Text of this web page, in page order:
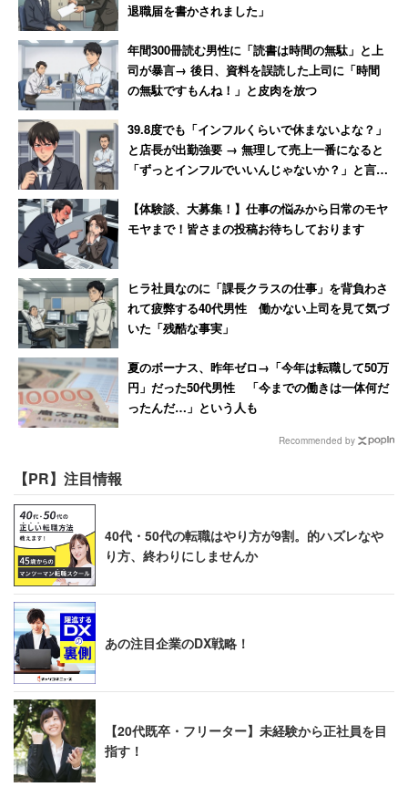
退職届を書かされました」
年間300冊読む男性に「読書は時間の無駄」と上
司が暴言→ 後日、資料を誤読した上司に「時間
の無駄ですもんね！」と皮肉を放つ
39.8度でも「インフルくらいで休まないよな？」
と店長が出勤強要 → 無理して売上一番になると
「ずっとインフルでいいんじゃないか？」と言わ
【体験談、大募集！】仕事の悩みから日常のモヤ
モヤまで！皆さまの投稿お待ちしております
ヒラ社員なのに「課長クラスの仕事」を背負わさ
れて疲弊する40代男性 働かない上司を見て気づ
いた「残酷な事実」
夏のボーナス、昨年ゼロ→「今年は転職して50万
円」だった50代男性 「今までの働きは一体何だ
ったんだ…」という人も
Recommended by
【PR】注目情報
40代・50代の転職はやり方が9割。的ハズレなや
り方、終わりにしませんか
あの注目企業のDX戦略！
【20代既卒・フリーター】未経験から正社員を目
指す！